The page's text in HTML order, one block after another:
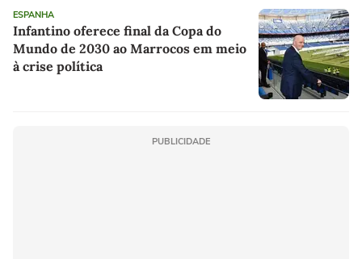
ESPANHA
Infantino oferece final da Copa do
Mundo de 2030 ao Marrocos em meio
à crise política
PUBLICIDADE